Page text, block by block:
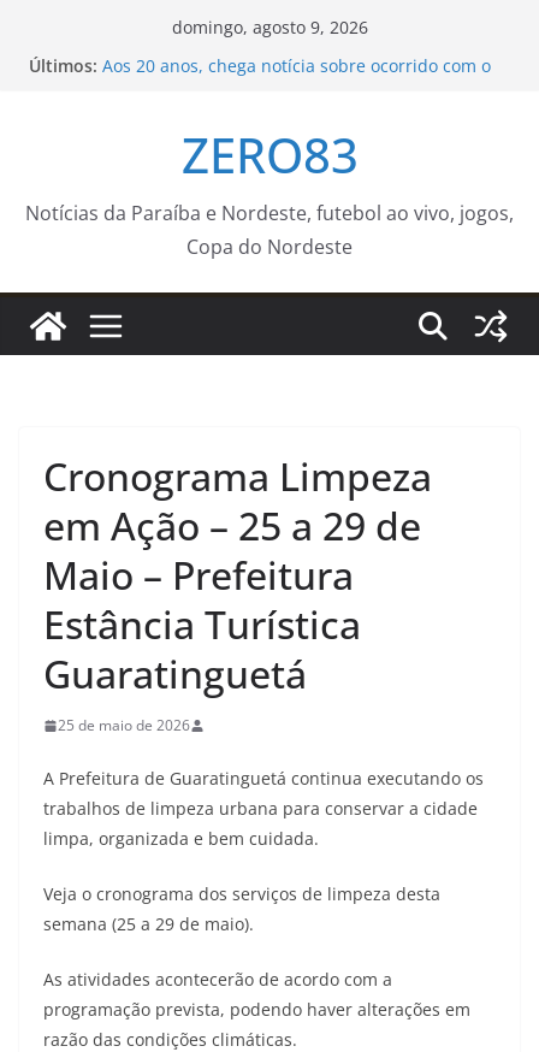
domingo, agosto 9, 2026
Últimos: Aos 20 anos, chega notícia sobre ocorrido com o
a cuidar da saúde antes e durante a paternidade
Agosto terá dois eclipses; saiba como assistir aos
Prefeitura fecha ruas do Centro Histórico para
atividades esportivas e culturais no fim de
ZERO83
Notícias da Paraíba e Nordeste, futebol ao vivo, jogos,
Copa do Nordeste
Cronograma Limpeza
em Ação – 25 a 29 de
Maio – Prefeitura
Estância Turística
Guaratinguetá
25 de maio de 2026
A Prefeitura de Guaratinguetá continua executando os
trabalhos de limpeza urbana para conservar a cidade
limpa, organizada e bem cuidada.
Veja o cronograma dos serviços de limpeza desta
semana (25 a 29 de maio).
As atividades acontecerão de acordo com a
programação prevista, podendo haver alterações em
razão das condições climáticas.